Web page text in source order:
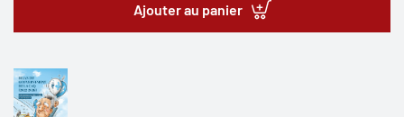
Ajouter au panier